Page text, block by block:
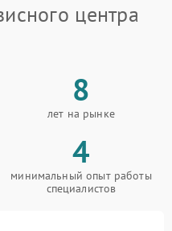
центра
8
лет на рынке
4
минимальный опыт работы
специалистов